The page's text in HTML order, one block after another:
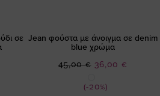
σε Jean φούστα με άνοιγμα σε denim
blue χρώμα
(-20%)
Ειδική
36,00 €
45,00 €